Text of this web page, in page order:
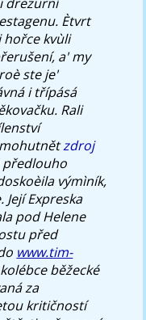
Ètvrt
kvùli
a' my
ste je'
i třípásá
Rali
zdroj
výmìník,
Její Expreska
pod Helene
před
www.tim-
běžecké
za
kritičností